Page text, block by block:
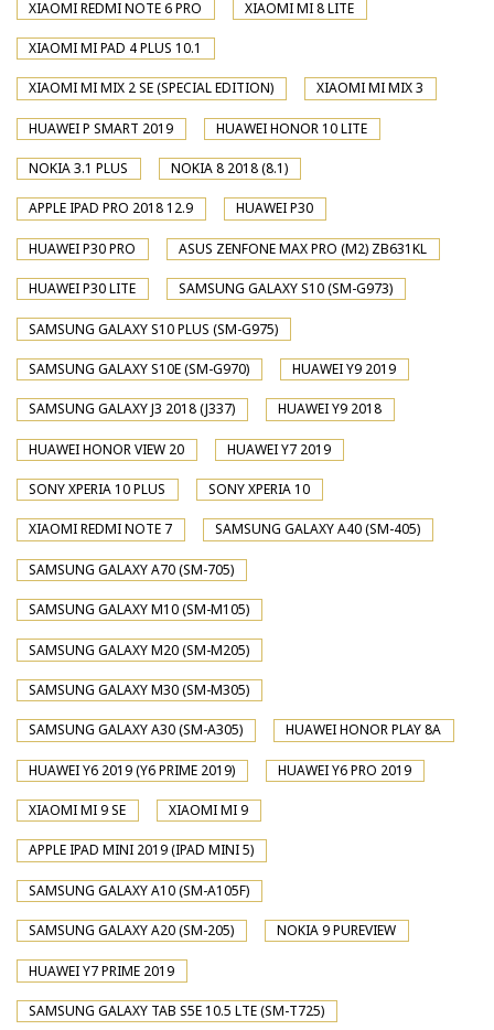
XIAOMI REDMI NOTE 6 PRO XIAOMI MI 8 LITE
XIAOMI MI PAD 4 PLUS 10.1
XIAOMI MI MIX 2 SE (SPECIAL EDITION) XIAOMI MI MIX 3
HUAWEI P SMART 2019 HUAWEI HONOR 10 LITE
NOKIA 3.1 PLUS NOKIA 8 2018 (8.1)
APPLE IPAD PRO 2018 12.9 HUAWEI P30
HUAWEI P30 PRO ASUS ZENFONE MAX PRO (M2) ZB631KL
HUAWEI P30 LITE SAMSUNG GALAXY S10 (SM-G973)
SAMSUNG GALAXY S10 PLUS (SM-G975)
SAMSUNG GALAXY S10E (SM-G970) HUAWEI Y9 2019
SAMSUNG GALAXY J3 2018 (J337) HUAWEI Y9 2018
HUAWEI HONOR VIEW 20 HUAWEI Y7 2019
SONY XPERIA 10 PLUS SONY XPERIA 10
XIAOMI REDMI NOTE 7 SAMSUNG GALAXY A40 (SM-405)
SAMSUNG GALAXY A70 (SM-705)
SAMSUNG GALAXY M10 (SM-M105)
SAMSUNG GALAXY M20 (SM-M205)
SAMSUNG GALAXY M30 (SM-M305)
SAMSUNG GALAXY A30 (SM-A305) HUAWEI HONOR PLAY 8A
HUAWEI Y6 2019 (Y6 PRIME 2019) HUAWEI Y6 PRO 2019
XIAOMI MI 9 SE XIAOMI MI 9
APPLE IPAD MINI 2019 (IPAD MINI 5)
SAMSUNG GALAXY A10 (SM-A105F)
SAMSUNG GALAXY A20 (SM-205) NOKIA 9 PUREVIEW
HUAWEI Y7 PRIME 2019
SAMSUNG GALAXY TAB S5E 10.5 LTE (SM-T725)